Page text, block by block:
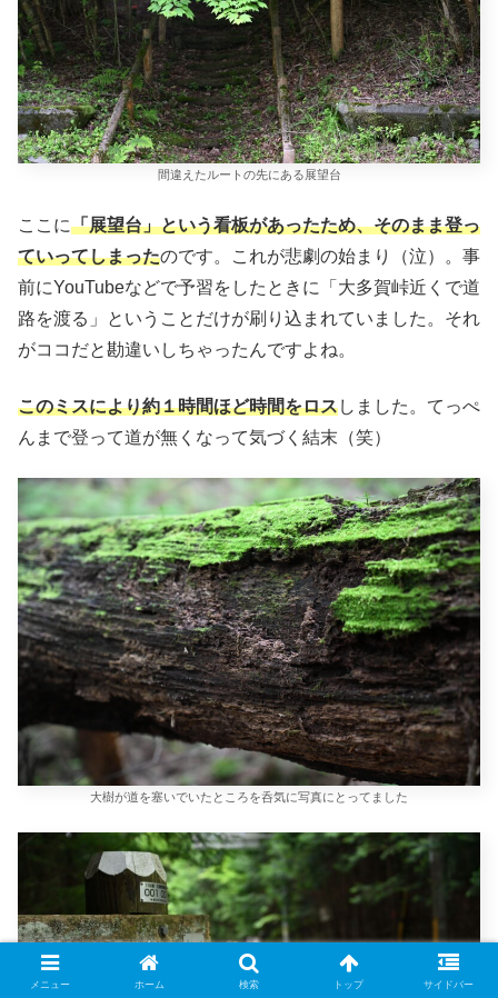
間違えたルートの先にある展望台
ここに「展望台」という看板があったため、そのまま登っ
ていってしまったのです。これが悲劇の始まり（泣）。事
前にYouTubeなどで予習をしたときに「大多賀峠近くで道
路を渡る」ということだけが刷り込まれていました。それ
がココだと勘違いしちゃったんですよね。
このミスにより約１時間ほど時間をロスしました。てっぺ
んまで登って道が無くなって気づく結末（笑）
大樹が道を塞いでいたところを呑気に写真にとってました
メニュー ホーム 検索 トップ サイドバー